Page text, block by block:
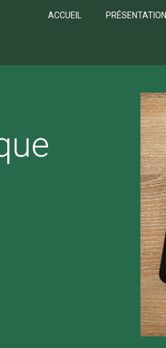
ACCUEIL PRÉSENTATION